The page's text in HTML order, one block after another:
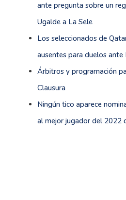
ante pregunta sobre un
Ugalde a La Sele
Los seleccionados de
ausentes para duelos ante
Árbitros y programación
Clausura
Ningún tico aparece
al mejor jugador del 2022